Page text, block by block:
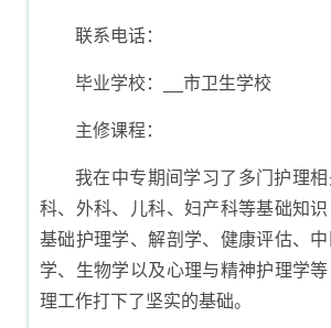
联系电话：
毕业学校：__市卫生学校
主修课程：
我在中专期间学习了多门护理
科、外科、儿科、妇产科等基础知
基础护理学、解剖学、健康评估、
学、生物学以及心理与精神护理学
理工作打下了坚实的基础。